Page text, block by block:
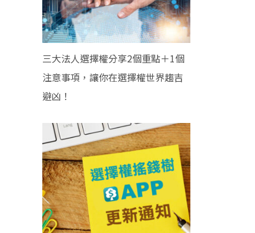
三大法人選擇權分享2個重點＋1個
注意事項，讓你在選擇權世界趨吉
避凶！